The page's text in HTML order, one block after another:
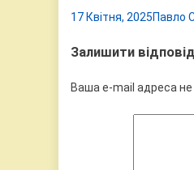
17 Квітня, 2025Павло
Залишити
Ваша e-mail адреса